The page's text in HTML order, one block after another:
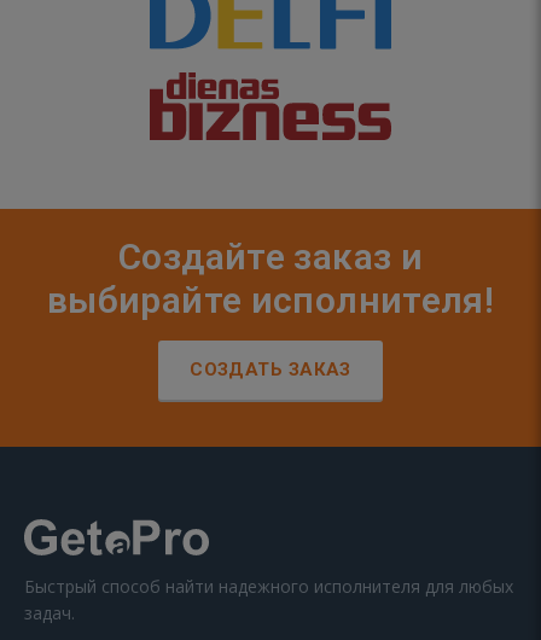
Создайте заказ и
выбирайте исполнителя!
СОЗДАТЬ ЗАКАЗ
Быстрый способ найти надежного исполнителя для любых
задач.